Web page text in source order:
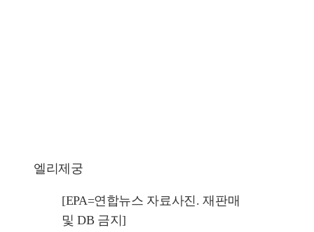
엘리제궁
[EPA=연합뉴스 자료사진. 재판매
및 DB 금지]